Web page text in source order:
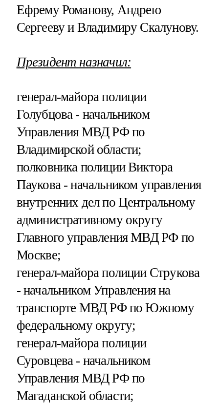
Ефрему Романову, Андрею
Сергееву и Владимиру Скалунову.
Президент назначил:
генерал-майора полиции
Голубцова - начальником
Управления МВД РФ по
Владимирской области;
полковника полиции Виктора
Паукова - начальником управления
внутренних дел по Центральному
административному округу
Главного управления МВД РФ по
Москве;
генерал-майора полиции Струкова
- начальником Управления на
транспорте МВД РФ по Южному
федеральному округу;
генерал-майора полиции
Суровцева - начальником
Управления МВД РФ по
Магаданской области;